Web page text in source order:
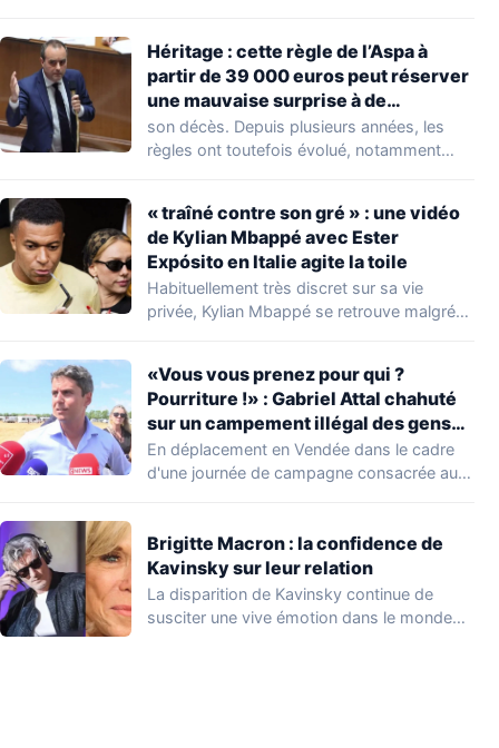
Héritage : cette règle de l’Aspa à
partir de 39 000 euros peut réserver
une mauvaise surprise à de
nombreuses familles
son décès. Depuis plusieurs années, les
règles ont toutefois évolué, notamment
« traîné contre son gré » : une vidéo
de Kylian Mbappé avec Ester
Expósito en Italie agite la toile
Habituellement très discret sur sa vie
privée, Kylian Mbappé se retrouve malgré
«Vous vous prenez pour qui ?
Pourriture !» : Gabriel Attal chahuté
sur un campement illégal des gens
du voyage
En déplacement en Vendée dans le cadre
d'une journée de campagne consacrée aux
Brigitte Macron : la confidence de
Kavinsky sur leur relation
La disparition de Kavinsky continue de
susciter une vive émotion dans le monde